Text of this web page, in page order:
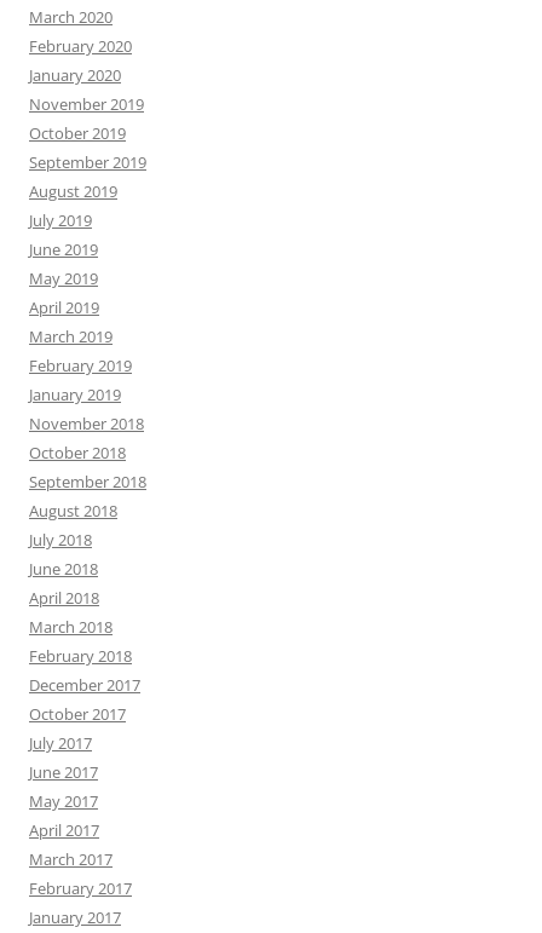
March 2020
February 2020
January 2020
November 2019
October 2019
September 2019
August 2019
July 2019
June 2019
May 2019
April 2019
March 2019
February 2019
January 2019
November 2018
October 2018
September 2018
August 2018
July 2018
June 2018
April 2018
March 2018
February 2018
December 2017
October 2017
July 2017
June 2017
May 2017
April 2017
March 2017
February 2017
January 2017